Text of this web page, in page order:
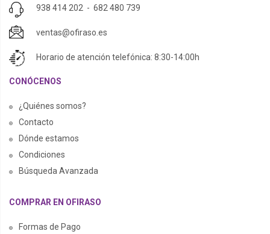
938 414 202 - 682 480 739
ventas@ofiraso.es
Horario de atención telefónica: 8:30-14:00h
CONÓCENOS
¿Quiénes somos?
Contacto
Dónde estamos
Condiciones
Búsqueda Avanzada
COMPRAR EN OFIRASO
Formas de Pago